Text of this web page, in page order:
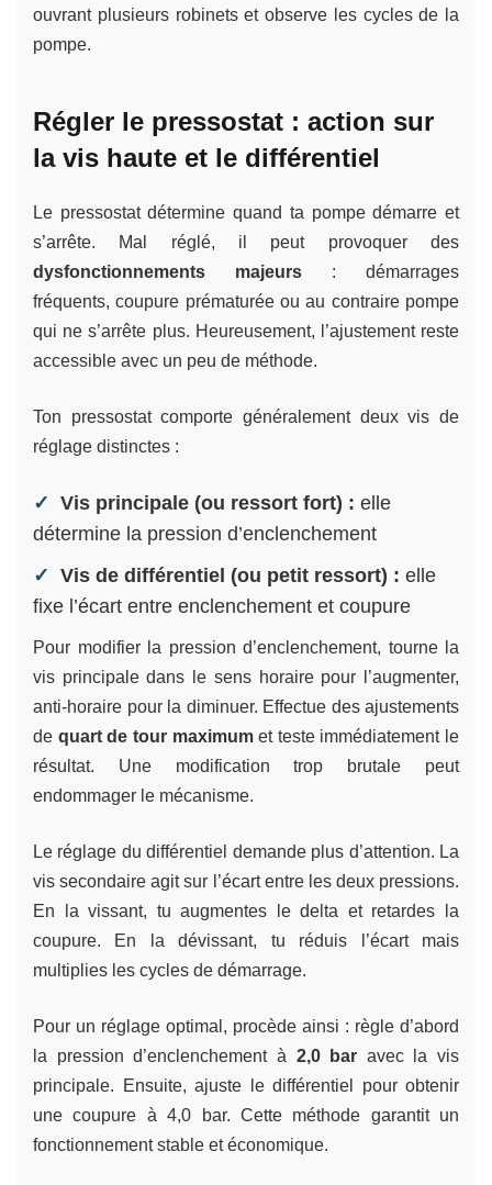
ouvrant plusieurs robinets et observe les cycles de la
pompe.
Régler le pressostat : action sur
la vis haute et le différentiel
Le pressostat détermine quand ta pompe démarre et
s’arrête. Mal réglé, il peut provoquer des
dysfonctionnements majeurs : démarrages
fréquents, coupure prématurée ou au contraire pompe
qui ne s’arrête plus. Heureusement, l’ajustement reste
accessible avec un peu de méthode.
Ton pressostat comporte généralement deux vis de
réglage distinctes :
Vis principale (ou ressort fort) : elle
détermine la pression d’enclenchement
Vis de différentiel (ou petit ressort) : elle
fixe l’écart entre enclenchement et coupure
Pour modifier la pression d’enclenchement, tourne la
vis principale dans le sens horaire pour l’augmenter,
anti-horaire pour la diminuer. Effectue des ajustements
de quart de tour maximumet teste immédiatement le
résultat. Une modification trop brutale peut
endommager le mécanisme.
Le réglage du différentiel demande plus d’attention. La
vis secondaire agit sur l’écart entre les deux pressions.
En la vissant, tu augmentes le delta et retardes la
coupure. En la dévissant, tu réduis l’écart mais
multiplies les cycles de démarrage.
Pour un réglage optimal, procède ainsi : règle d’abord
la pression d’enclenchement à 2,0 bar avec la vis
principale. Ensuite, ajuste le différentiel pour obtenir
une coupure à 4,0 bar. Cette méthode garantit un
fonctionnement stable et économique.